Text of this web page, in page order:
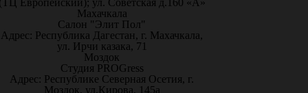
Махачкала
Салон "Элит Пол"
Адрес: Республика Дагестан, г. Махачкала,
ул. Ирчи казака, 71
Моздок
Студия PROGress
Адрес: Республике Северная Осетия, г.
Моздок, ул.Кирова, 145а